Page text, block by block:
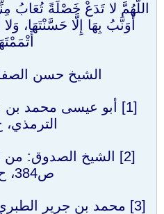
اللَّهُمَّ لا تَدَعْ خَصْلَةً تُعَابُ
أُوَنَّبُ بِهَا إِلَّا حَسَّنْتَهَا،
الشيخ حسن
[1] أبو عيسى محمد
الترمذي،
ص384، ح5834.
[3] محمد بن جرير